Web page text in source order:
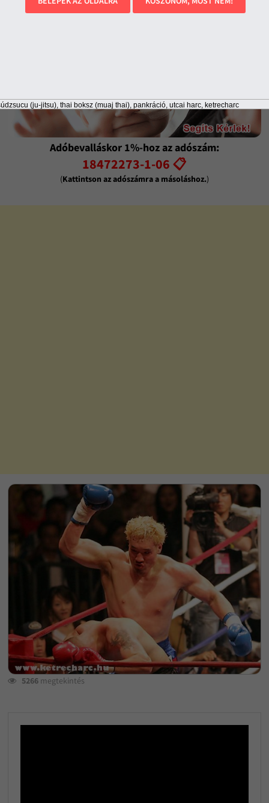
(ju-jitsu), thai boksz (muaj thai), pankráció, utcai harc, ketrecharc
Adóbevalláskor 1%-hoz az adószám:
18472273-1-06 📋
(Kattintson az adószámra a másoláshoz.)
5266megtekintés